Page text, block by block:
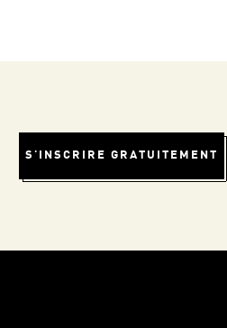
S'INSCRIRE GRATUITEMENT